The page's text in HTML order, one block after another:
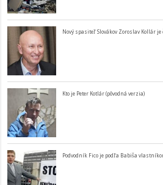
Nový spasiteľ Slovákov Zoroslav Kollár
Kto je Peter Kotlár (pôvodná verzia)
Podvodník Fico je podľa Babiša